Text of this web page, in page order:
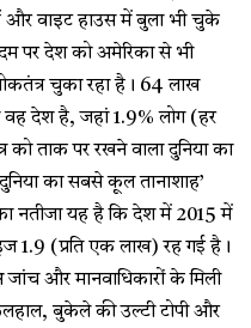
और वाइट हाउस में बुला भी चुके
पर देश को अमेरिका से भी
चुका रहा है। 64 लाख
वह देश है, जहां 1.9% लोग (हर
ताक पर रखने वाला दुनिया का
का सबसे कूल तानाशाह’
नतीजा यह है कि देश में 2015 में
1.9 (प्रति एक लाख) रह गई है।
जांच और मानवाधिकारों के मिली
बुकेले की उल्टी टोपी और